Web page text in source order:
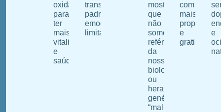
oxidativo
para
ter
mais
vitalidade
e
saúde.
transforme
padrões
emocionais
limitantes.
mostra
que
não
somos
reféns
da
nossa
biologia
ou
heranças
genéticas
“malignas”.
com
mais
propósito
e
gratidão.
e